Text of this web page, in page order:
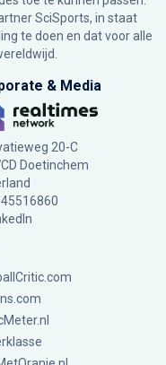
SciSports, in staat
te doen en dat voor alle
& Media
20-C
Doetinchem